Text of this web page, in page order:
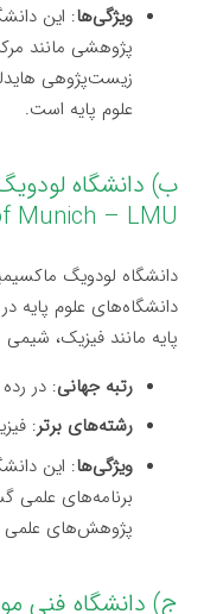
ویژگی‌ها: این
پژوهشی مانند
زیست‌پژوهی
علوم پایه است.
Munich – LMU)
دانشگاه لودویگ
دانشگاه‌های علوم پایه
پایه مانند فیزیک،
رتبه جهانی: در رده ۵۰ تا ۱۰۰ جهانی در رتبه‌بندی QS و تایمز
رشته‌های برتر:
ویژگی‌ها: این
برنامه‌های علمی
پژوهش‌های